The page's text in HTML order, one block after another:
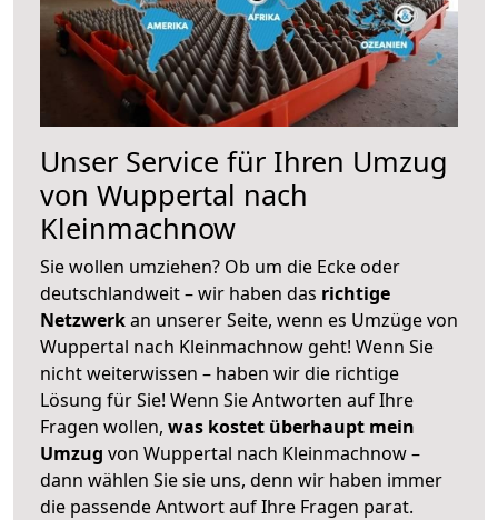
Unser Service für Ihren Umzug
von Wuppertal nach
Kleinmachnow
Sie wollen umziehen? Ob um die Ecke oder
deutschlandweit – wir haben das richtige
Netzwerkan unserer Seite, wenn es Umzüge von
Wuppertal nach Kleinmachnow geht! Wenn Sie
nicht weiterwissen – haben wir die richtige
Lösung für Sie! Wenn Sie Antworten auf Ihre
Fragen wollen, was kostet überhaupt mein
Umzug von Wuppertal nach Kleinmachnow –
dann wählen Sie sie uns, denn wir haben immer
die passende Antwort auf Ihre Fragen parat.